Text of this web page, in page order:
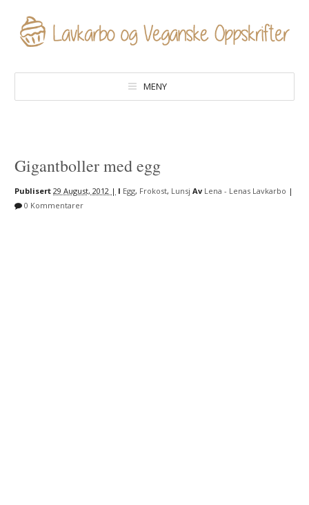
MENY
Gigantboller med egg
Publisert29 August, 2012 | I Egg, Frokost, Lunsj Av Lena - Lenas Lavkarbo |
0 Kommentarer